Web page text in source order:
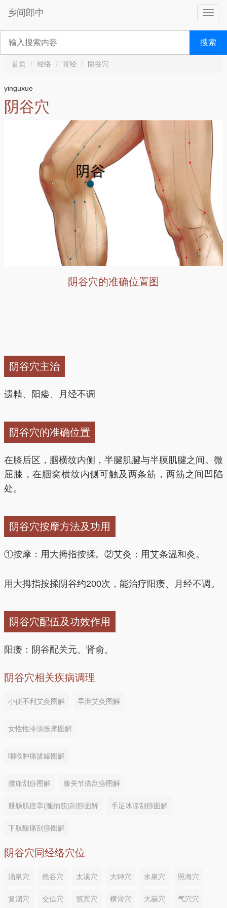
乡间郎中
搜索
首页 经络 肾经 阴谷穴
yinguxue
阴谷穴
阴谷穴的准确位置图
阴谷穴主治
遗精、阳痿、月经不调
阴谷穴的准确位置
在膝后区，腘横纹内侧，半腱肌腱与半膜肌腱之间。微
屈膝，在腘窝横纹内侧可触及两条筋，两筋之间凹陷
处。
阴谷穴按摩方法及功用
①按摩：用大拇指按揉。②艾灸：用艾条温和灸。
用大拇指按揉阴谷约200次，能治疗阳痿、月经不调。
阴谷穴配伍及功效作用
阳痿：阴谷配关元、肾俞。
阴谷穴相关疾病调理
小便不利艾灸图解 早泄艾灸图解
女性性冷淡按摩图解
咽喉肿痛拔罐图解
腰痛刮痧图解 膝关节痛刮痧图解
腓肠肌痉挛(腿抽筋)刮痧图解 手足冰凉刮痧图解
下肢酸痛刮痧图解
阴谷穴同经络穴位
涌泉穴 然谷穴 太溪穴 大钟穴 水泉穴 照海穴
复溜穴 交信穴 筑宾穴 横骨穴 大赫穴 气穴穴